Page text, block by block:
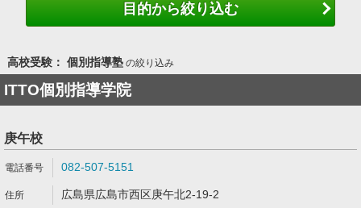
目的から絞り込む
高校受験： 個別指導塾の絞り込み
ITTO個別指導学院
庚午校
082-507-5151
広島県広島市西区庚午北2-19-2